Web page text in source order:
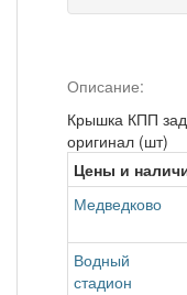
Описание:
Крышка КПП
оригинал (шт)
Цены и
Медведково
Водный
стадион